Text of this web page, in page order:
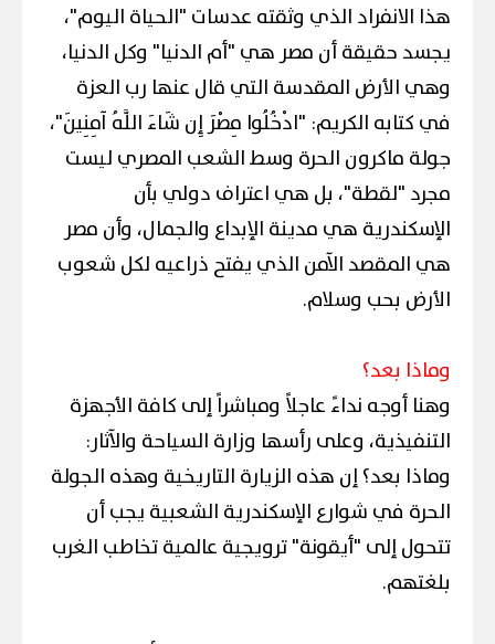
هذا الانفراد الذي وثقته عدسات "الحياة اليوم"،
يجسد حقيقة أن مصر هي "أم الدنيا" وكل الدنيا،
وهي الأرض المقدسة التي قال عنها رب العزة
في كتابه الكريم: "ادْخُلُوا مِصْرَ إِن شَاءَ اللَّهُ آمِنِينَ"،
جولة ماكرون الحرة وسط الشعب المصري ليست
مجرد "لقطة"، بل هي اعتراف دولي بأن
الإسكندرية هي مدينة الإبداع والجمال، وأن مصر
هي المقصد الآمن الذي يفتح ذراعيه لكل شعوب
الأرض بحب وسلام.
وماذا بعد؟
وهنا أوجه نداءً عاجلاً ومباشراً إلى كافة الأجهزة
التنفيذية، وعلى رأسها وزارة السياحة والآثار:
وماذا بعد؟ إن هذه الزيارة التاريخية وهذه الجولة
الحرة في شوارع الإسكندرية الشعبية يجب أن
تتحول إلى "أيقونة" ترويجية عالمية تخاطب الغرب
بلغتهم.